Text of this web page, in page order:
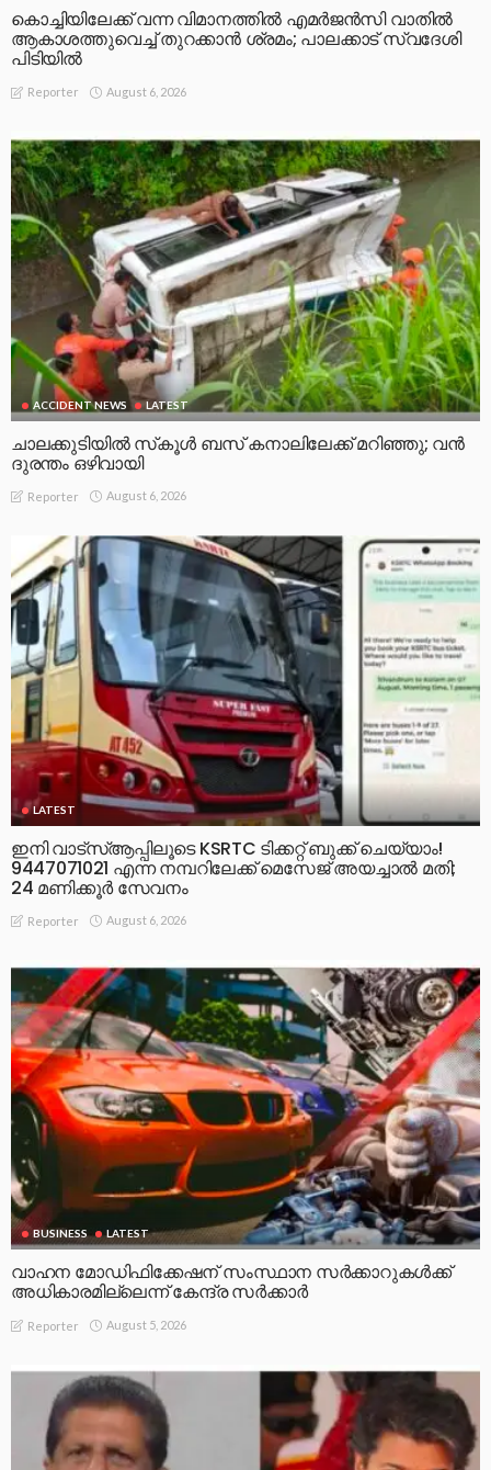
കൊച്ചിയിലേക്ക് വന്ന വിമാനത്തിൽ എമർജൻസി വാതിൽ
ആകാശത്തുവെച്ച് തുറക്കാൻ ശ്രമം; പാലക്കാട് സ്വദേശി
പിടിയിൽ
Reporter August 6, 2026
ACCIDENT NEWS LATEST
ചാലക്കുടിയിൽ സ്‌കൂൾ ബസ് കനാലിലേക്ക് മറിഞ്ഞു; വൻ
ദുരന്തം ഒഴിവായി
Reporter August 6, 2026
LATEST
ഇനി വാട്‌സ്ആപ്പിലൂടെ KSRTC ടിക്കറ്റ് ബുക്ക് ചെയ്യാം!
9447071021 എന്ന നമ്പറിലേക്ക് മെസേജ് അയച്ചാൽ മതി;
24 മണിക്കൂർ സേവനം
Reporter August 6, 2026
BUSINESS LATEST
വാഹന മോഡിഫിക്കേഷന് സംസ്ഥാന സർക്കാറുകൾക്ക്
അധികാരമില്ലെന്ന് കേന്ദ്ര സർക്കാർ
Reporter August 5, 2026